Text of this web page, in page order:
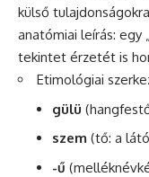
külső
anatómiai leírás: egy
tekintet érzetét is
Etimológiai
gülü
szem (tő: a
-ű